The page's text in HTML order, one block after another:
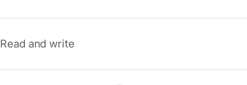
Read and write